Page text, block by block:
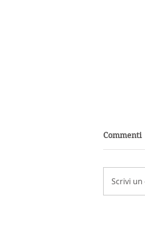
Commenti
Scrivi